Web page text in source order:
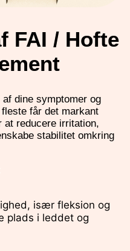
FAI / Hofte
dine symptomer og
får det markant
at reducere irritation,
stabilitet omkring
især fleksion og
plads i leddet og